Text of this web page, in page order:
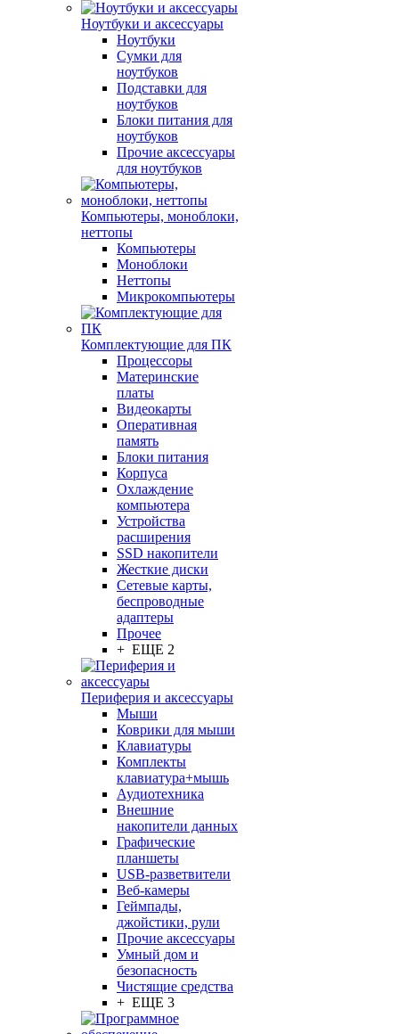
Ноутбуки и аксессуары
Ноутбуки
Сумки для
ноутбуков
Подставки для
ноутбуков
Блоки питания для
ноутбуков
Прочие аксессуары
для ноутбуков
Компьютеры, моноблоки,
неттопы
Компьютеры
Моноблоки
Неттопы
Микрокомпьютеры
Комплектующие для ПК
Процессоры
Материнские
платы
Видеокарты
Оперативная
память
Блоки питания
Корпуса
Охлаждение
компьютера
Устройства
расширения
SSD накопители
Жесткие диски
Сетевые карты,
беспроводные
адаптеры
Прочее
+ ЕЩЕ 2
Периферия и аксессуары
Мыши
Коврики для мыши
Клавиатуры
Комплекты
клавиатура+мышь
Аудиотехника
Внешние
накопители данных
Графические
планшеты
USB-разветвители
Веб-камеры
Геймпады,
джойстики, рули
Прочие аксессуары
Умный дом и
безопасность
Чистящие средства
+ ЕЩЕ 3